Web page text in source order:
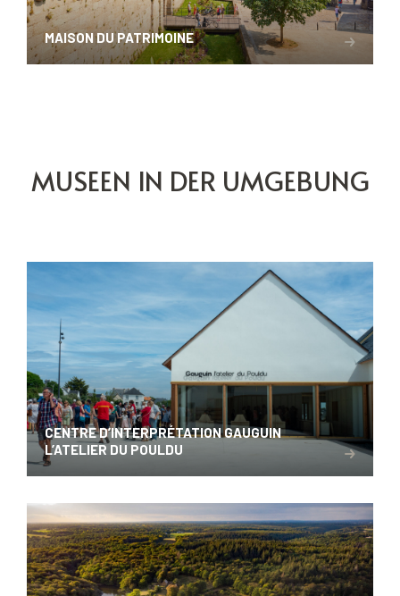
MAISON DU PATRIMOINE
MUSEEN IN DER UMGEBUNG
CENTRE D’INTERPRÉTATION GAUGUIN
L’ATELIER DU POULDU